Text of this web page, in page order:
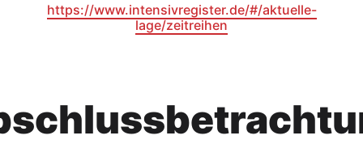
https://www.intensivregister.de/#/aktuelle-
lage/zeitreihen